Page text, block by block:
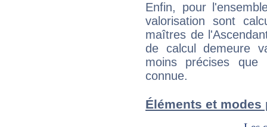
Enfin, pour
valorisation sont
maîtres de
de calcul demeure
moins précises que
connue.
Éléments et